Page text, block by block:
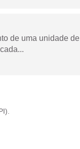
de uma unidade de
).